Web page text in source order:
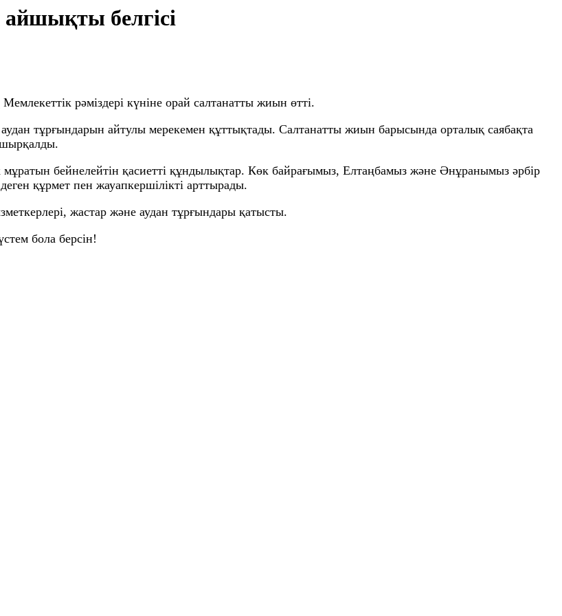
айшықты белгісі
рәміздері күніне орай салтанатты жиын өтті.
тұрғындарын айтулы мерекемен құттықтады. Салтанатты жиын барысында орталық саябақта
шырқалды.
мұратын бейнелейтін қасиетті құндылықтар. Көк байрағымыз, Елтаңбамыз және Әнұранымыз әрбір
құрмет пен жауапкершілікті арттырады.
жастар және аудан тұрғындары қатысты.
бола берсін!